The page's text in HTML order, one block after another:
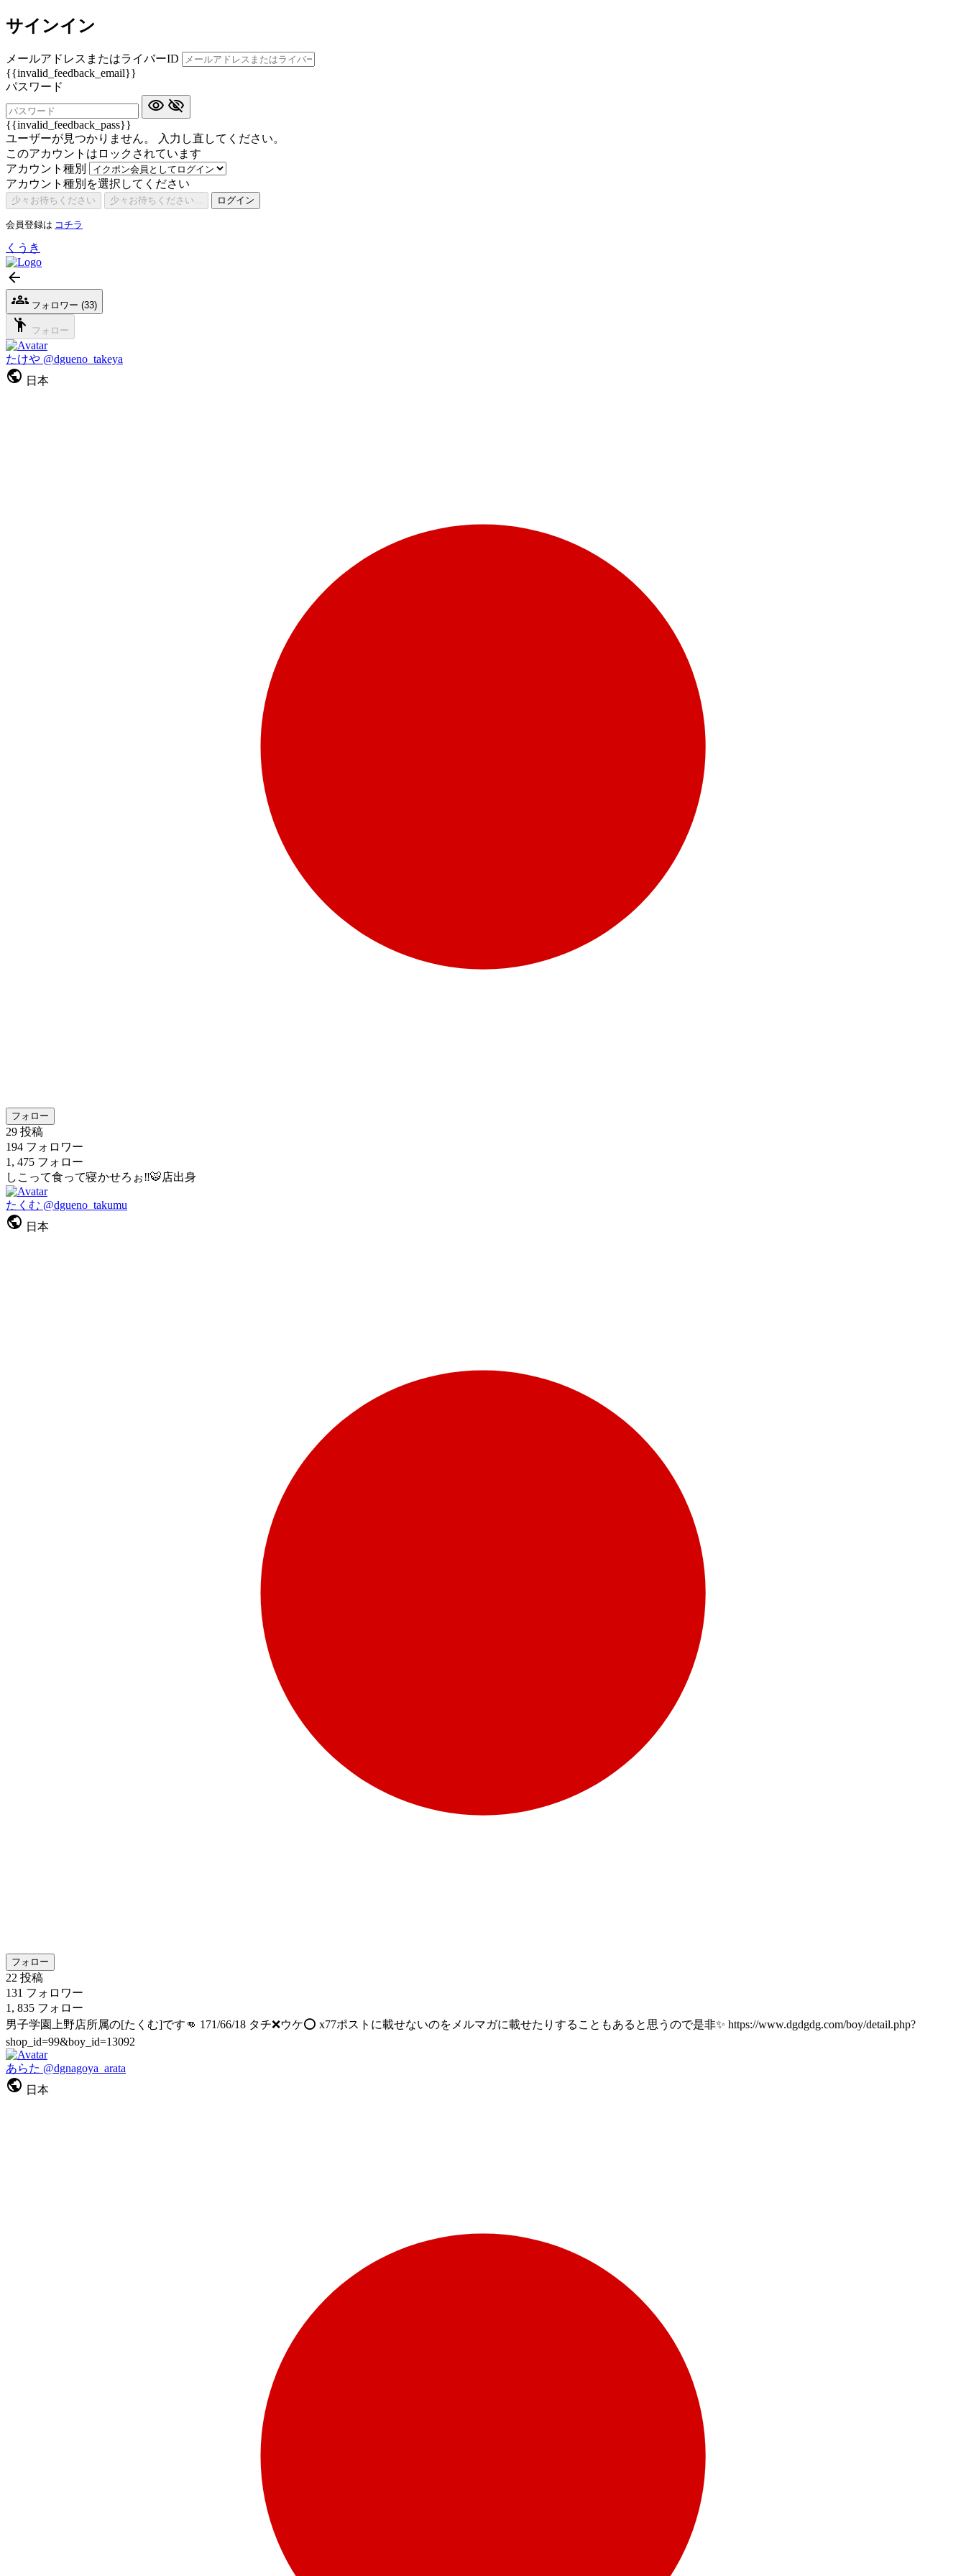
サインイン
メールアドレスまたはライバーID
{{invalid_feedback_email}}
パスワード
{{invalid_feedback_pass}}
ユーザーが見つかりません。 入力し直してください。
このアカウントはロックされています
アカウント種別
アカウント種別を選択してください
少々お待ちください 少々お待ちください... ログイン
会員登録は コチラ
くうき
フォロワー (33)
フォロー
たけや @dgueno_takeya
日本
フォロー
29 投稿
194 フォロワー
1, 475 フォロー
しこって食って寝かせろぉ‼️🐯店出身
たくむ @dgueno_takumu
日本
フォロー
22 投稿
131 フォロワー
1, 835 フォロー
男子学園上野店所属の[たくむ]です👊 171/66/18 タチ❌ウケ⭕️ x77ポストに載せないのをメルマガに載せたりすることもあると思うので是非✨ https://www.dgdgdg.com/boy/detail.php?
shop_id=99&boy_id=13092
あらた @dgnagoya_arata
日本